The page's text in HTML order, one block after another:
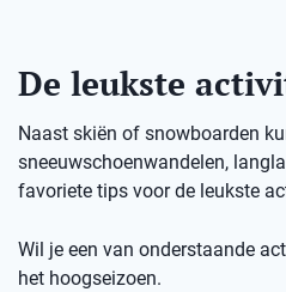
De leukste
Naast skiën of snowboarden
sneeuwschoenwandelen,
favoriete tips voor de leukste
Wil je een van onderstaande
het hoogseizoen.